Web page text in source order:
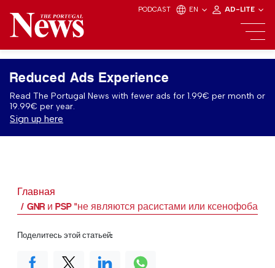
PODCAST EN AD-LITE
Reduced Ads Experience
Read The Portugal News with fewer ads for 1.99€ per month or
19.99€ per year.
Sign up here
Главная
GNR и PSP "не являются расистами или ксенофобами".
Поделитесь этой статьей: